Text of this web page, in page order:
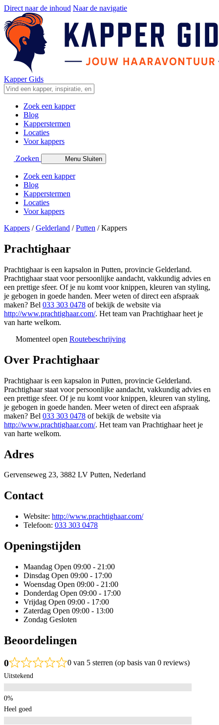
Direct naar de inhoud Naar de navigatie
Kapper Gids
Zoek een kapper
Blog
Kapperstermen
Locaties
Voor kappers
Zoeken Menu Sluiten
Zoek een kapper
Blog
Kapperstermen
Locaties
Voor kappers
Kappers /Gelderland /Putten /Kappers
Prachtighaar
Prachtighaar is een kapsalon in Putten, provincie Gelderland.
Prachtighaar staat voor persoonlijke aandacht, vakkundig advies en
een prettige sfeer. Of je nu komt voor knippen, kleuren van styling,
je gebogen in goede handen. Meer weten of direct een afspraak
maken? Bel 033 303 0478 of bekijk de website via
http://www.prachtighaar.com/. Het team van Prachtighaar heet je
van harte welkom.
Momenteel open Routebeschrijving
+
Over Prachtighaar
Prachtighaar is een kapsalon in Putten, provincie Gelderland.
Prachtighaar staat voor persoonlijke aandacht, vakkundig advies en
een prettige sfeer. Of je nu komt voor knippen, kleuren van styling,
je gebogen in goede handen. Meer weten of direct een afspraak
maken? Bel 033 303 0478 of bekijk de website via
http://www.prachtighaar.com/. Het team van Prachtighaar heet je
van harte welkom.
Adres
Gervenseweg 23, 3882 LV Putten, Nederland
Contact
Website: http://www.prachtighaar.com/
Telefoon: 033 303 0478
Openingstijden
Maandag Open 09:00 - 21:00
Dinsdag Open 09:00 - 17:00
Woensdag Open 09:00 - 21:00
Donderdag Open 09:00 - 17:00
Vrijdag Open 09:00 - 17:00
Zaterdag Open 09:00 - 13:00
Zondag Gesloten
Beoordelingen
0 0 van 5 sterren (op basis van 0 reviews)
Uitstekend
Heel goed